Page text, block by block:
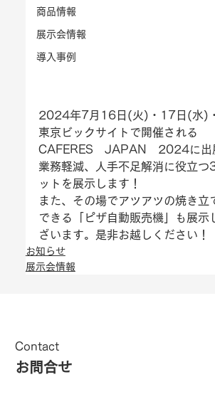
商品情報
展示会情報
導入事例
2024年7月16日(火)・17日(水
東京ビックサイトで開催される
CAFERES　JAPAN　2024に出
業務軽減、人手不足解消に役立つ
ットを展示します！
また、 その場でアツアツの焼き立
できる「ピザ自動販売機」
も展示
ざいます。是非お越しください！
お知らせ
展示会情報
Contact
お問合せ